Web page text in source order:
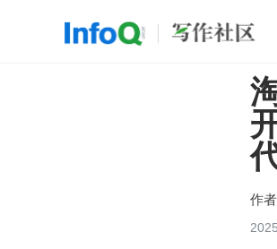
开源
作者